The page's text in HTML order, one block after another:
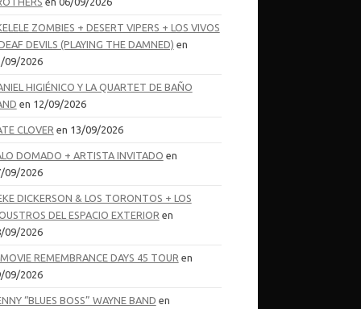
ZOMBIES + DESERT VIPERS + LOS VIVOS
DEVILS (PLAYING THE DAMNED) en
09/2026
HIGIÉNICO Y LA QUARTET DE BAÑO
en 12/09/2026
CLOVER en 13/09/2026
DOMADO + ARTISTA INVITADO en
09/2026
DICKERSON & LOS TORONTOS + LOS
DEL ESPACIO EXTERIOR en
09/2026
REMEMBRANCE DAYS 45 TOUR en
09/2026
“BLUES BOSS” WAYNE BAND en